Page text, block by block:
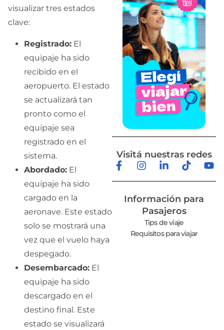
visualizar tres estados
clave:
Registrado: El
equipaje ha sido
recibido en el
aeropuerto. El estado
se actualizará tan
pronto como el
equipaje sea
registrado en el
sistema.
Abordado: El
equipaje ha sido
cargado en la
aeronave. Este estado
solo se mostrará una
vez que el vuelo haya
despegado.
Desembarcado: El
equipaje ha sido
descargado en el
destino final. Este
estado se visualizará
Visitá nuestras redes
Información para
Pasajeros
Tips de viaje
Requisitos para viajar